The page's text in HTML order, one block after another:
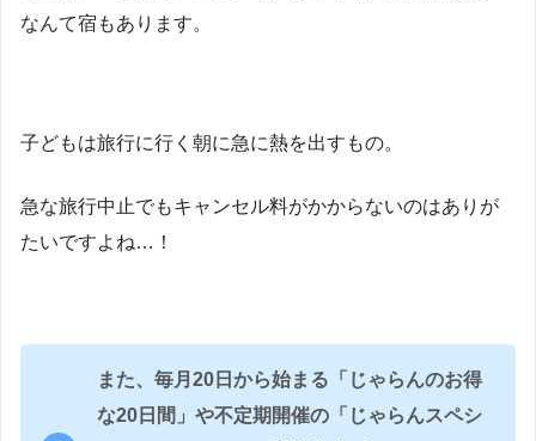
なんて宿もあります。
子どもは旅行に行く朝に急に熱を出すもの。
急な旅行中止でもキャンセル料がかからないのはありが
たいですよね…！
また、毎月20日から始まる「じゃらんのお得
な20日間」や不定期開催の「じゃらんスペシ